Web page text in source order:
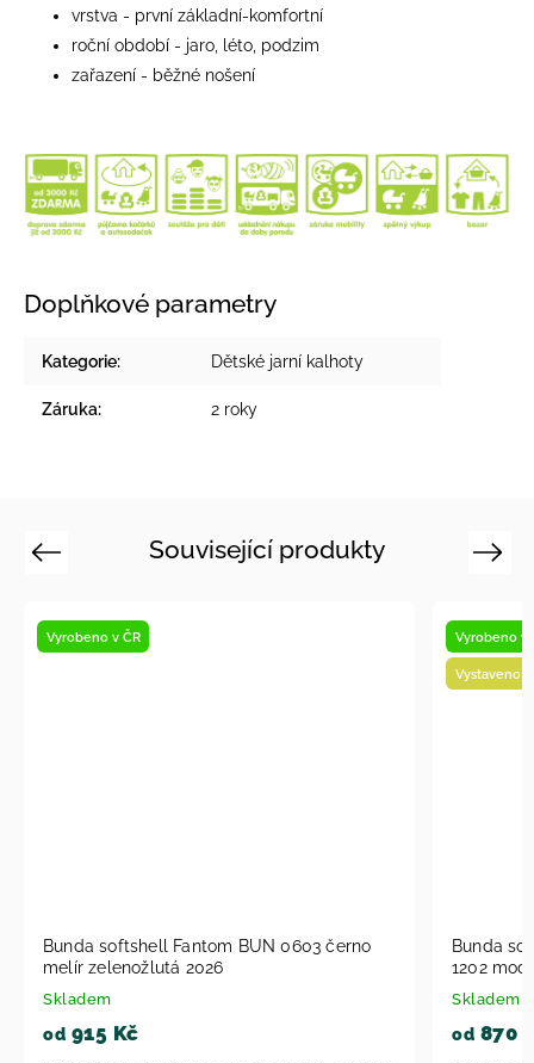
vrstva - první základní-komfortní
roční období - jaro, léto, podzim
zařazení - běžné nošení
Doplňkové parametry
Kategorie: Dětské jarní kalhoty
Záruka: 2 roky
Související produkty
Previous
Vyrobeno v ČR
Bunda softshell Fantom BUN 0603 černo
melír zelenožlutá 2026
Skladem
od 915 Kč
Vyrobeno v
Vystaveno
Bunda
1202
Skladem
od 870
Next